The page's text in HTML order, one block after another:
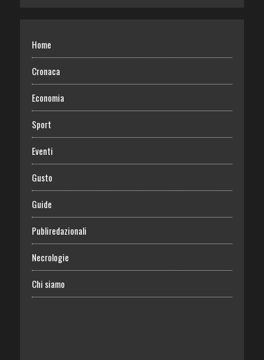
Home
Cronaca
Economia
Sport
Eventi
Gusto
Guide
Publiredazionali
Necrologie
Chi siamo